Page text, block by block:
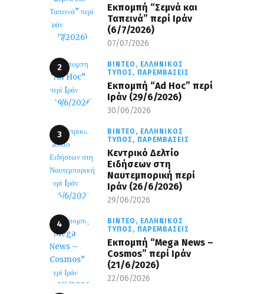
Εκπομπή “Σεμνά και
Ταπεινά” περί Ιράν
(6/7/2026)
07/07/2026
ΒΊΝΤΕΟ, ΕΛΛΗΝΙΚΌΣ
ΤΎΠΟΣ, ΠΑΡΕΜΒΆΣΕΙΣ
Εκπομπή “Ad Hoc” περί
Iράν (29/6/2026)
30/06/2026
ΒΊΝΤΕΟ, ΕΛΛΗΝΙΚΌΣ
ΤΎΠΟΣ, ΠΑΡΕΜΒΆΣΕΙΣ
Κεντρικό Δελτίο
Ειδήσεων στη
Ναυτεμπορική περί
Iράν (26/6/2026)
29/06/2026
ΒΊΝΤΕΟ, ΕΛΛΗΝΙΚΌΣ
ΤΎΠΟΣ, ΠΑΡΕΜΒΆΣΕΙΣ
Eκπομπή “Mega News –
Cosmos” περί Ιράν
(21/6/2026)
22/06/2026